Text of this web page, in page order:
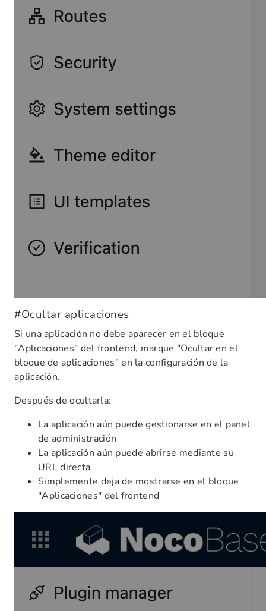
#Ocultar aplicaciones
Si una aplicación no debe aparecer en el bloque
"Aplicaciones" del frontend, marque "Ocultar en el
bloque de aplicaciones" en la configuración de la
aplicación.
Después de ocultarla:
La aplicación aún puede gestionarse en el panel
de administración
La aplicación aún puede abrirse mediante su
URL directa
Simplemente deja de mostrarse en el bloque
"Aplicaciones" del frontend